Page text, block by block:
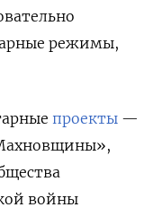
режимы,
проекты —
войны